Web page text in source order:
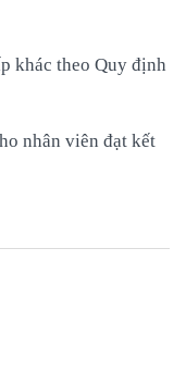
khác theo Quy định
nhân viên đạt kết